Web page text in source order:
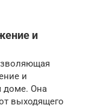
и
и
доме. Она
выходящего